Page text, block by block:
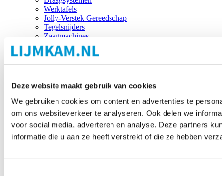
Deze website maakt gebruik van cookies
We gebruiken cookies om content en advertenties te
om ons websiteverkeer te analyseren. Ook delen we
voor social media, adverteren en analyse. Deze partners
informatie die u aan ze heeft verstrekt of die ze hebben
Werktafels
Jolly-Verstek Gereedschap
Tegelsnijders
Zaagmachines
Merken